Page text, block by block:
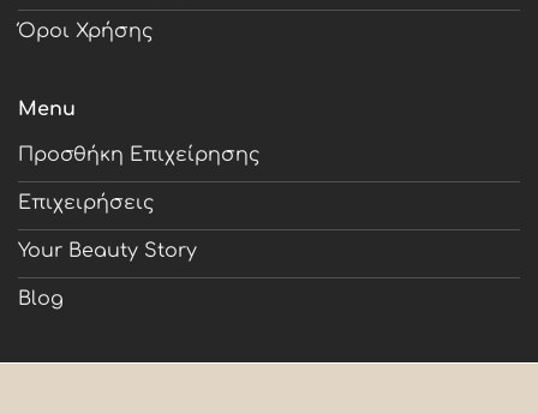
Όροι Χρήσης
Menu
Προσθήκη Επιχείρησης
Επιχειρήσεις
Your Beauty Story
Blog